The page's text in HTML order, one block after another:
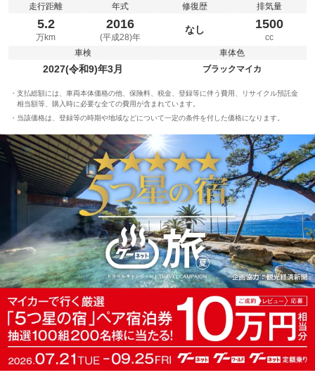
走行距離
5.2
万km
年式
2016
(平成28)年
修復歴
なし
排気量
1500
cc
車検
2027(令和9)年3月
車体色
ブラックマイカ
支払総額には、車両本体価格の他、保険料、税金、登録等に伴う費用、リサイクル預託金
相当額等、購入時に必要な全ての費用が含まれています。
当該価格は、登録等の時期や地域などについて一定の条件を付した価格になります。